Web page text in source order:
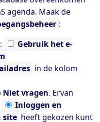
agenda. Maak de
:
Gebruik het e-
in de kolom
Niet vragen. Ervan
Inloggen en
site heeft gekozen kunt